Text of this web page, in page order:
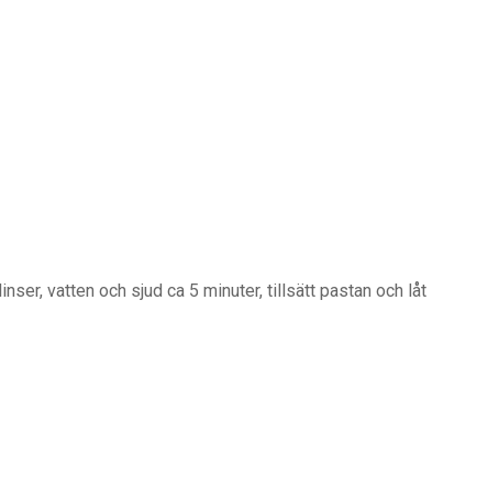
vatten och sjud ca 5 minuter, tillsätt pastan och låt